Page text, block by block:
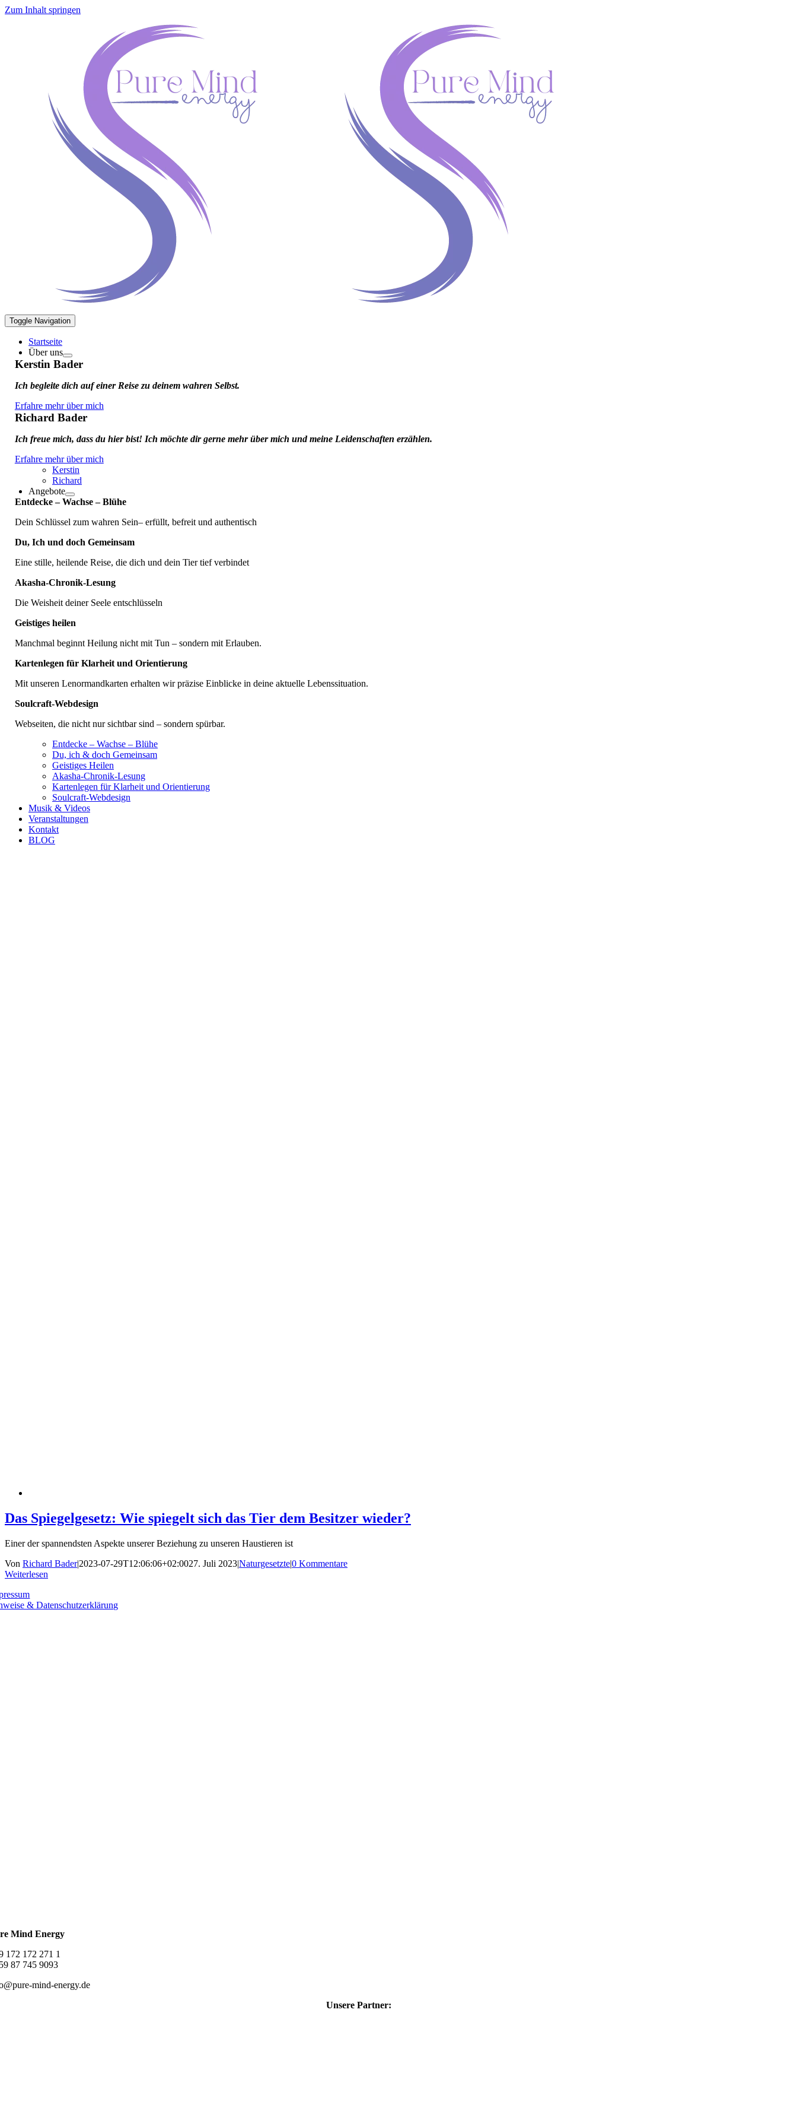
Zum Inhalt springen
Toggle Navigation
Startseite
Über uns
Kerstin Bader
Ich begleite dich auf einer Reise zu deinem wahren Selbst.
Erfahre mehr über mich
Richard Bader
Ich freue mich, dass du hier bist! Ich möchte dir gerne mehr über mich und meine Leidenschaften erzählen.
Erfahre mehr über mich
Kerstin
Richard
Angebote
Entdecke – Wachse – Blühe
Dein Schlüssel zum wahren Sein– erfüllt, befreit und authentisch
Du, Ich und doch Gemeinsam
Eine stille, heilende Reise, die dich und dein Tier tief verbindet
Akasha-Chronik-Lesung
Die Weisheit deiner Seele entschlüsseln
Geistiges heilen
Manchmal beginnt Heilung nicht mit Tun – sondern mit Erlauben.
Kartenlegen für Klarheit und Orientierung
Mit unseren Lenormandkarten erhalten wir präzise Einblicke in deine aktuelle Lebenssituation.
Soulcraft-Webdesign
Webseiten, die nicht nur sichtbar sind – sondern spürbar.
Entdecke – Wachse – Blühe
Du, ich & doch Gemeinsam
Geistiges Heilen
Akasha-Chronik-Lesung
Kartenlegen für Klarheit und Orientierung
Soulcraft-Webdesign
Musik & Videos
Veranstaltungen
Kontakt
BLOG
Das Spiegelgesetz: Wie spiegelt sich das Tier dem Besitzer wieder?
Einer der spannendsten Aspekte unserer Beziehung zu unseren Haustieren ist
Von Richard Bader|2023-07-29T12:06:06+02:0027. Juli 2023|Naturgesetzte|0 Kommentare
Weiterlesen
& Datenschutzerklärung
Mind Energy
172 172 271 1
87 745 9093
mind-energy.de
Unsere Partner: